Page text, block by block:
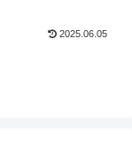
2025.06.05